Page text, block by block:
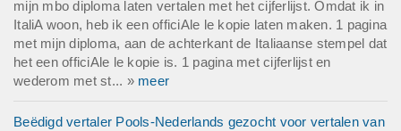
mijn mbo diploma laten vertalen met het cijferlijst. Omdat ik in
ItaliA woon, heb ik een officiAle le kopie laten maken. 1 pagina
met mijn diploma, aan de achterkant de Italiaanse stempel dat
het een officiAle le kopie is. 1 pagina met cijferlijst en
wederom met st... » meer
Beëdigd vertaler Pools-Nederlands gezocht voor vertalen van